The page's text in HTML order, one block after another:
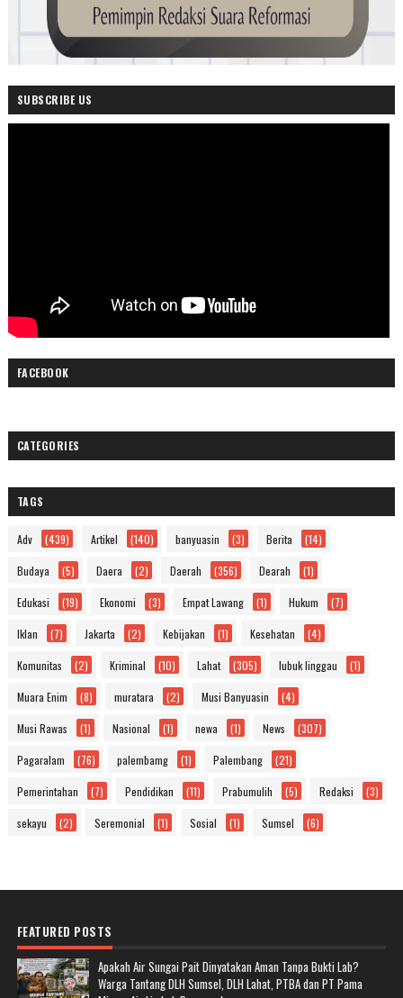
SUBSCRIBE US
FACEBOOK
CATEGORIES
TAGS
Adv (439) Artikel (140) banyuasin (3) Berita (14)
Budaya (5) Daera (2) Daerah (356) Dearah (1)
Edukasi (19) Ekonomi (3) Empat Lawang (1) Hukum (7)
Iklan (7) Jakarta (2) Kebijakan (1) Kesehatan (4)
Komunitas (2) Kriminal (10) Lahat (305) lubuk linggau (1)
Muara Enim (8) muratara (2) Musi Banyuasin (4)
Musi Rawas (1) Nasional (1) newa (1) News (307)
Pagaralam (76) palembamg (1) Palembang (21)
Pemerintahan (7) Pendidikan (11) Prabumulih (5) Redaksi (3)
sekayu (2) Seremonial (1) Sosial (1) Sumsel (6)
FEATURED POSTS
Apakah Air Sungai Pait Dinyatakan Aman Tanpa Bukti Lab?
Warga Tantang DLH Sumsel, DLH Lahat, PTBA dan PT Pama